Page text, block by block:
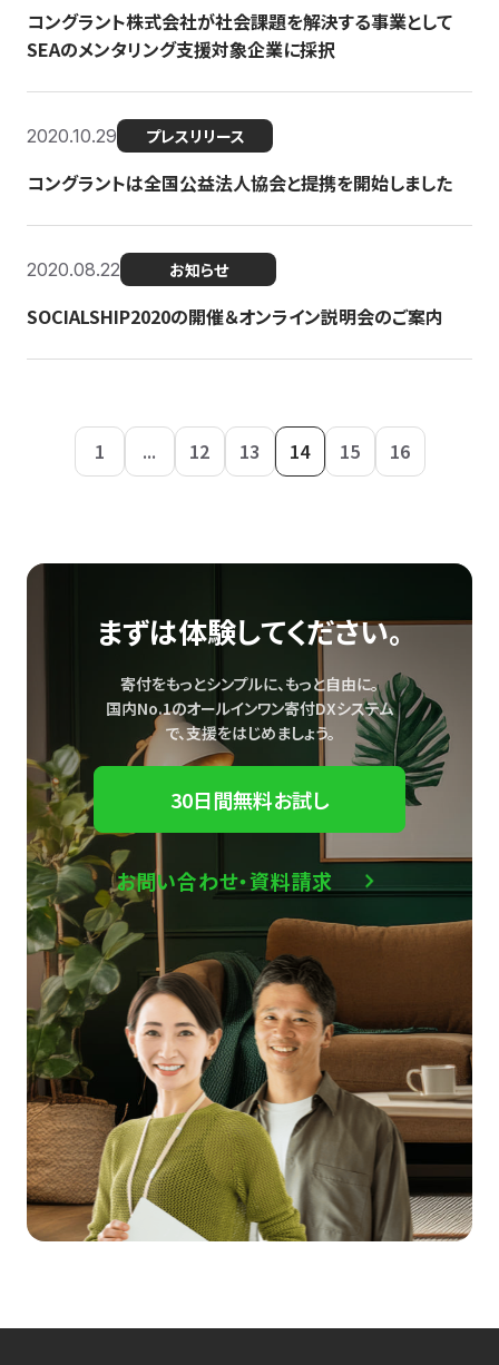
コングラント株式会社が社会課題を解決する事業として
SEAのメンタリング支援対象企業に採択
2020.10.29 プレスリリース
コングラントは全国公益法人協会と提携を開始しました
2020.08.22 お知らせ
SOCIALSHIP2020の開催＆オンライン説明会のご案内
1 ... 12 13 14 15 16
まずは体験してください。
寄付をもっとシンプルに、もっと自由に。
国内No.1のオールインワン寄付DXシステム
で、支援をはじめましょう。
30日間無料お試し
お問い合わせ・資料請求